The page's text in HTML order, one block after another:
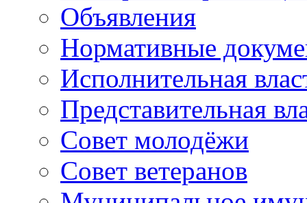
Объявления
Нормативные
Исполнительная
Представительная
Совет молодёжи
Совет ветеранов